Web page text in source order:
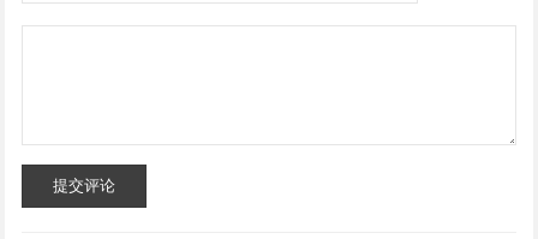
提交评论